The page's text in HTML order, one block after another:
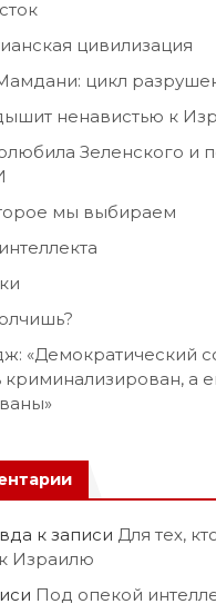
цивилизация
цикл
ненавистью к
Зеленского и
мы выбираем
«Демократический
а
к записи Для тех,
Израилю
Под опекой